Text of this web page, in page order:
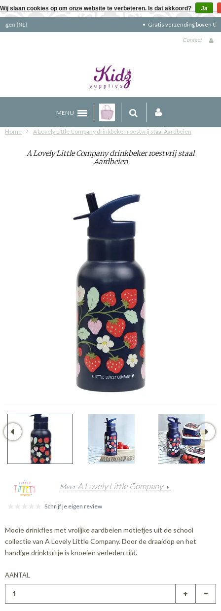
Gratis verzending boven €90 (NL)
Contact
MENU
Home A Lovely Little Company drinkbeker roestvrij staal Aardbeien
A Lovely Little Company drinkbeker roestvrij staal
Aardbeien
MeerA Lovely Little Company
Schrijf je eigen review
Mooie drinkfles met vrolijke aardbeien motiefjes uit de school
collectie van A Lovely Little Company. Door de draaidop en het
handige drinktuitje is knoeien verleden tijd.
AANTAL
Wij slaan cookies op om onze website te verbeteren. Is dat akkoord? Ja